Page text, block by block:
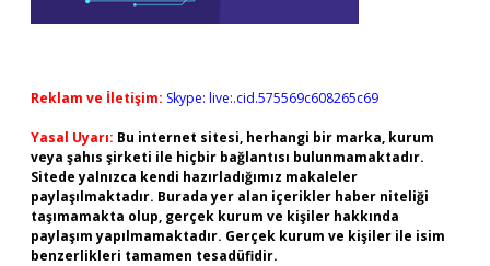
Reklam ve İletişim: Skype: live:.cid.575569c608265c69
Yasal Uyarı: Bu internet sitesi, herhangi bir marka, kurum
veya şahıs şirketi ile hiçbir bağlantısı bulunmamaktadır.
Sitede yalnızca kendi hazırladığımız makaleler
paylaşılmaktadır. Burada yer alan içerikler haber niteliği
taşımamakta olup, gerçek kurum ve kişiler hakkında
paylaşım yapılmamaktadır. Gerçek kurum ve kişiler ile isim
benzerlikleri tamamen tesadüfidir.